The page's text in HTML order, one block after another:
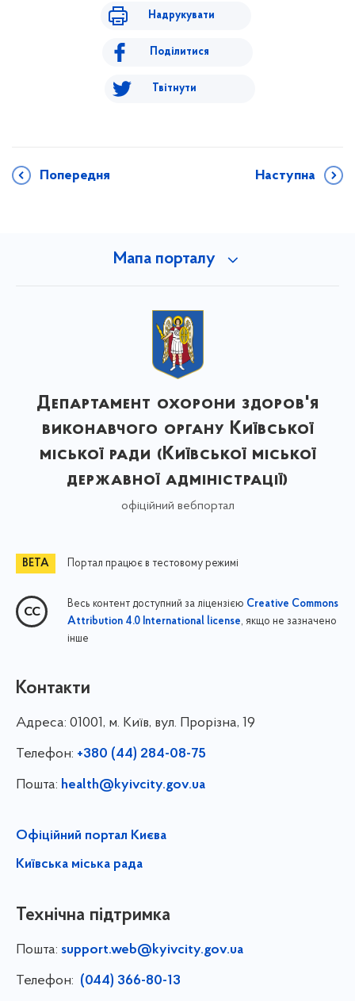
Надрукувати
Поділитися
Твітнути
Попередня Наступна
Мапа порталу
Департамент охорони здоров'я
виконавчого органу Київської
міської ради (Київської міської
державної адміністрації)
офіційний вебпортал
Портал працює в тестовому режимі
Весь контент доступний за ліцензією Creative Commons
Attribution 4.0 International license, якщо не зазначено
інше
Контакти
Адреса: 01001, м. Київ, вул. Прорізна, 19
Телефон: +380 (44) 284-08-75
Пошта: health@kyivcity.gov.ua
Офіційний портал Києва
Київська міська рада
Технічна підтримка
Пошта: support.web@kyivcity.gov.ua
Телефон: (044) 366-80-13